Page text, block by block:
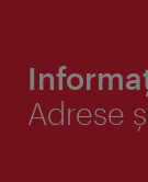
Adrese